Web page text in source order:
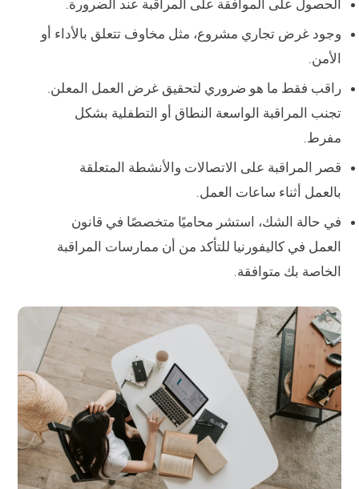
الحصول على الموافقة على المراقبة عند الضرورة.
وجود غرض تجاري مشروع، مثل مخاوف تتعلق بالأداء أو
الأمن.
راقب فقط ما هو ضروري لتحقيق غرض العمل المعلن.
تجنب المراقبة الواسعة النطاق أو التطفلية بشكل
مفرط.
قصر المراقبة على الاتصالات والأنشطة المتعلقة
بالعمل أثناء ساعات العمل.
في حالة الشك، استشر محاميًا متخصصًا في قانون
العمل في كاليفورنيا للتأكد من أن ممارسات المراقبة
الخاصة بك متوافقة.